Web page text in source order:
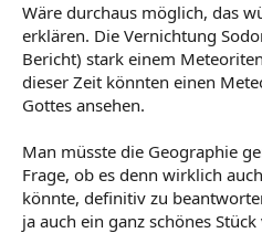
Wäre durchaus möglich, das
erklären. Die Vernichtung
Bericht) stark einem
dieser Zeit könnten einen
Gottes ansehen.
Man müsste die Geographie
Frage, ob es denn wirklich
könnte, definitiv zu
ja auch ein ganz schönes